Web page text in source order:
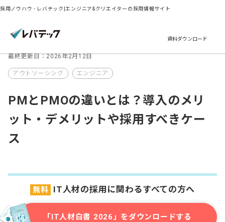
採用ノウハウ - レバテック|エンジニア&クリエイターの採用情報サイト
資料ダウンロード
最終更新日：2026年2月12日
アウトソーシング エンジニア
PMとPMOの違いとは？導入のメリ
ット・デメリットや採用すべきケー
ス
無料 IT人材の採用に関わるすべての方へ
「IT人材白書 2026」をダウンロードする